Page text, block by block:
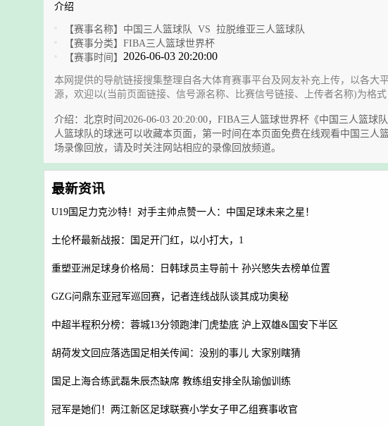
介绍
【赛事名称】 中国三人篮球队 VS 拉脱维亚三人篮球队
【赛事分类】 FIBA三人篮球世界杯
【赛事时间】 2026-06-03 20:20:00
本网提供的导航链接搜集整理自各大体育赛事平台及网友补充上传，以各
源，欢迎以(当前页面链接、信号源名称、比赛信号链接、上传者名称)为格
介绍：北京时间2026-06-03 20:20:00，FIBA三人篮球世界杯《中国三人篮
人篮球队的球迷可以收藏本页面，第一时间在本页面免费在线观看中国三
场录像回放，请及时关注网站相应的录像回放频道。
最新资讯
U19国足力克沙特！对手主帅点赞一人：中国足球未来之星！
土伦杯最新战报：国足开门红，以小打大，1
重塑亚洲足球身价格局：日韩球员主导前十 孙兴慜失去榜单位置
GZG问鼎东亚冠军巡回赛，记者连线战队谈其成功奥秘
中超半程积分榜：蓉城13分领跑津门虎垫底 沪上双雄&国安下半区
胡荷发文回应落选国足相关传闻：没别的事儿 大家别瞎猜
国足上海合练武磊朱辰杰缺席 教练组安排全队瑜伽训练
冠军是她们！两江新区足球联赛小学女子甲乙组赛事收官